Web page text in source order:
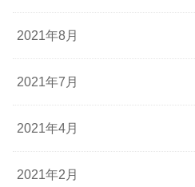
2021年8月
2021年7月
2021年4月
2021年2月